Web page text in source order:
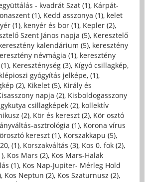
- kvadrát Szat (1), Kárpát-
(1), Kedd asszonya (1), kelet
(1), kenyér és bor (1), Kepler (2),
Szent János napja (5), Keresztelő
kalendárium (5), keresztény
névmágia (1), keresztény
, Kereszténység (3), Kígyó csillagkép,
gyógyítás jelképe, (1),
(2), Kikelet (5), Király és
napja (2), Kisboldogasszony
csillagképek (2), kollektív
(2), Kör és kereszt (2), Kör osztó
asztrológia (1), Korona vírus
kereszt (1), Korszakkapu (5),
(1), Korszakváltás (3), Kos 0. fok (2),
, Kos Mars (2), Kos Mars-Halak
(1), Kos Nap-Jupiter- Mérleg Hold
, Kos Neptun (2), Kos Szaturnusz (2),